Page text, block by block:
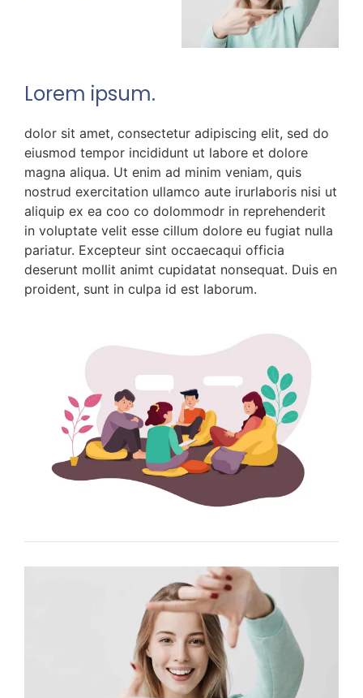
Lorem ipsum.
dolor sit amet, consectetur adipiscing elit, sed do
eiusmod tempor incididunt ut labore et dolore
magna aliqua. Ut enim ad minim veniam, quis
nostrud exercitation ullamco aute irurlaboris nisi ut
aliquip ex ea coo co dolommodr in reprehenderit
in voluptate velit esse cillum dolore eu fugiat nulla
pariatur. Excepteur sint occaecaqui officia
deserunt mollit animt cupidatat nonsequat. Duis en
proident, sunt in culpa id est laborum.